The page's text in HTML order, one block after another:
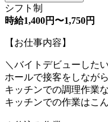
シフト制
時給1,400円〜1,750円
【お仕事内容】
＼バイトデビューした
ホールで接客をしながら
キッチンでの調理作業
キッチンでの作業はこ